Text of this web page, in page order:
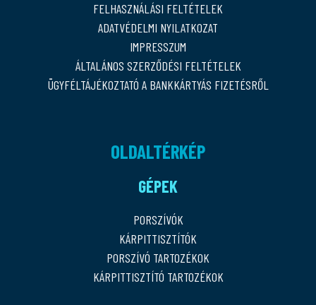
FELHASZNÁLÁSI FELTÉTELEK
ADATVÉDELMI NYILATKOZAT
IMPRESSZUM
ÁLTALÁNOS SZERZŐDÉSI FELTÉTELEK
ÜGYFÉLTÁJÉKOZTATÓ A BANKKÁRTYÁS FIZETÉSRŐL
OLDALTÉRKÉP
GÉPEK
PORSZÍVÓK
KÁRPITTISZTÍTÓK
PORSZÍVÓ TARTOZÉKOK
KÁRPITTISZTÍTÓ TARTOZÉKOK